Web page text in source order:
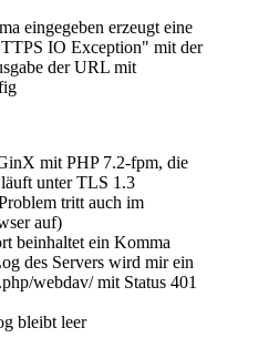
eingegeben erzeugt eine
IO Exception" mit der
der URL mit
mit PHP 7.2-fpm, die
unter TLS 1.3
tritt auch im
auf)
beinhaltet ein Komma
des Servers wird mir ein
webdav/ mit Status 401
bleibt leer